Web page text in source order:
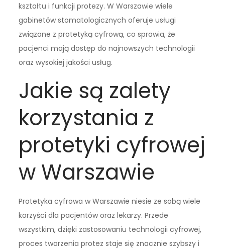
kształtu i funkcji protezy. W Warszawie wiele
gabinetów stomatologicznych oferuje usługi
związane z protetyką cyfrową, co sprawia, że
pacjenci mają dostęp do najnowszych technologii
oraz wysokiej jakości usług.
Jakie są zalety
korzystania z
protetyki cyfrowej
w Warszawie
Protetyka cyfrowa w Warszawie niesie ze sobą wiele
korzyści dla pacjentów oraz lekarzy. Przede
wszystkim, dzięki zastosowaniu technologii cyfrowej,
proces tworzenia protez staje się znacznie szybszy i